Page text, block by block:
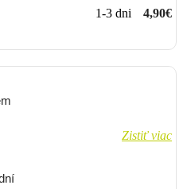
1-3 dni 4,90€
Zistiť viac